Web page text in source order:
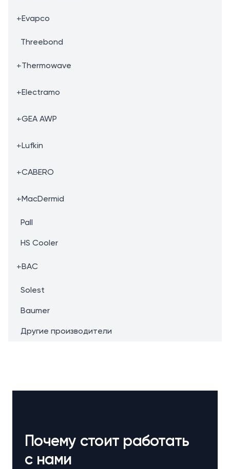
+Evapco
Threebond
+Thermowave
+Electramo
+GEA AWP
+Lufkin
+CABERO
+MacDermid
Pall
HS Cooler
+BAC
Solest
Baumer
Другие производители
Почему стоит работать
с нами